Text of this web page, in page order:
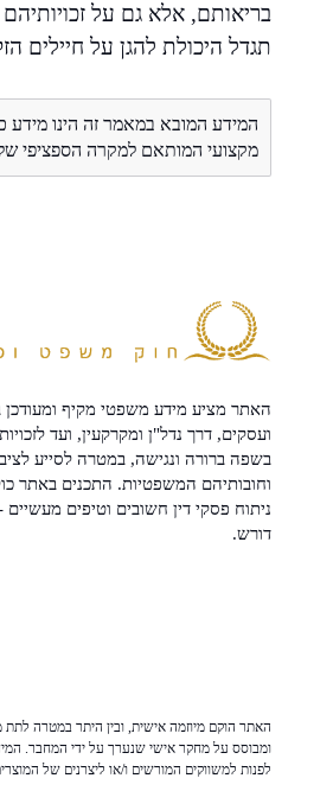
בריאותם, אלא גם על
תגדל היכולת להגן על חיילים
המידע המובא במאמר זה הינו מידע
מקצועי המותאם למקרה הספציפי
האתר מציע מידע משפטי מקיף ומעודכן
ועסקים, דרך נדל"ן ומקרקעין, ועד
בשפה ברורה ונגישה, במטרה לסייע
וחובותיהם המשפטיות. התכנים באתר
ניתוח פסקי דין חשובים וטיפים
דורש.
האתר הוקם מיוזמה אישית, ובין היתר במטרה לתת
ומבוסס על מחקר אישי שנערך על ידי המחבר.
לפנות למשווקים המורשים ו/או ליצרנים של